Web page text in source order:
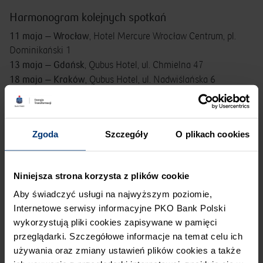
Zgoda Szczegóły O plikach cookies
Niniejsza strona korzysta z plików cookie
Aby świadczyć usługi na najwyższym poziomie,
Internetowe serwisy informacyjne PKO Bank Polski
wykorzystują pliki cookies zapisywane w pamięci
przeglądarki. Szczegółowe informacje na temat celu ich
używania oraz zmiany ustawień plików cookies a także
Harmonogram kolejnych spotkań
11 maja — Wrocław, Hotel Mercure Wrocław Centrum, pl.
Dominikański 1
13 maja — Gdańsk, Qubus Hotel, ul. Chmielna 47
18 maja — Kraków, Qubus Hotel, ul. Nadwiślańska 6
21 maja — Lublin,
Hotel Mercure Lublin Centrum, Al.
Racławickie 12
Roosevelta 20
27 maja — Katowice, Hotel Mercure Katowice Centrum, ul.
2 czerwca — Białystok, Hotel Esperanto, ul. Legionowa 10
9 czerwca — Łódź , Arche Hotel Tobaco, ul. Kopernika 64
15 czerwca — Kielce, Grand Hotel, ul. Sienkiewicza 78
17 czerwca — Olsztyn,Przystań Hotel & Restaurants, ul.
Żeglarska 4